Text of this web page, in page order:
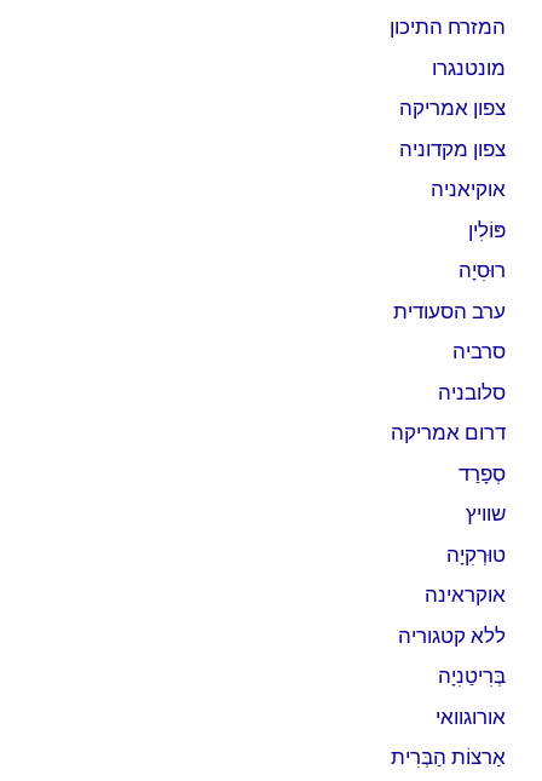
המזרח התיכון
מונטנגרו
צפון אמריקה
צפון מקדוניה
אוקיאניה
פּוֹלִין
רוּסִיָה
ערב הסעודית
סרביה
סלובניה
דרום אמריקה
סְפָרַד
שוויץ
טוּרְקִיָה
אוקראינה
ללא קטגוריה
בְּרִיטַנִיָה
אורוגוואי
אַרצוֹת הַבְּרִית